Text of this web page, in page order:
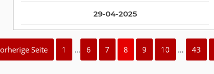
29-04-2025
Seite 1 … 6 7 8 9 10 … 43